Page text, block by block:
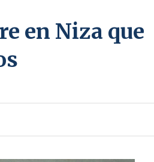
en Niza que